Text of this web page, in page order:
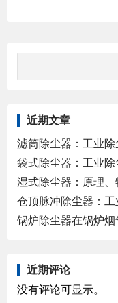
近期文章
滤筒除尘器：工业
袋式除尘器：工业
湿式除尘器：原理
仓顶脉冲除尘器：
锅炉除尘器在锅炉
近期评论
没有评论可显示。